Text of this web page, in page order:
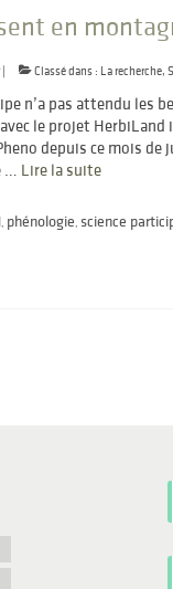
en
| Classé dans : La recherche,
n’a pas attendu les
le projet
depuis ce mois de
Lire la suite­­
, phénologie, science